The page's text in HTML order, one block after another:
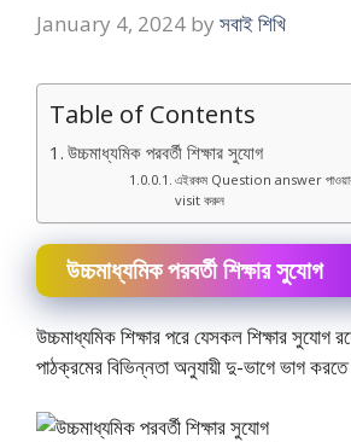
January 4, 2024 by সবাই শিখি
Table of Contents
উচ্চমাধ্যমিক পরবর্তী শিক্ষার সুযোগ
এইরকম Question answer
visit করুন
উচ্চমাধ্যমিক পরবর্তী শিক্ষার সুযোগ
উচ্চমাধ্যমিক শিক্ষার পরে যেসকল শিক্ষার সুযােগ
পাঠক্রমের বিভিন্নতা অনুযায়ী দু-ভাগে ভাগ